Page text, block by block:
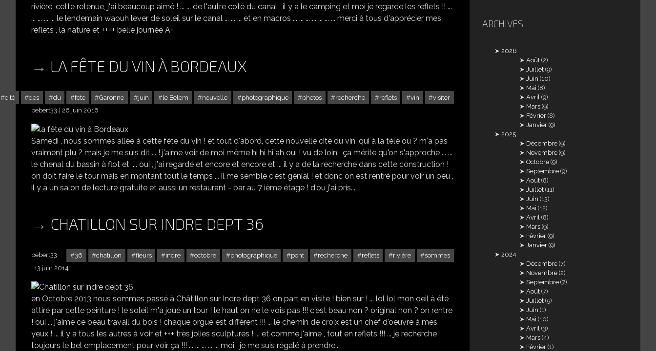
rivière, cette retenue, j'ai beaucoup aimé ! ... ... de l'autre coté du canal , il y a le camping et moi je regarde les reflets !! ...
... ... ... ... le lendemain waouh lever de soleil sur le canal ... ... ... et en macros ... ... ... ... ... ... ... merci à tous d'apprécier mes
reflets , la nature et ++++ belle journée A+
LA FÊTE DU VIN À BORDEAUX
cité des du fete Garonne juin le Belem nouvelle photographique photos recherche reflets vin
visiter
bebert33
26 juin 2016
Samedi , nous sommes allée à cette fête du vin ! et tout d'abord, cette nouvelle cité du vin, qui à la télé ou ? m'a pas
vraiment plu ? mais je me suis dit ... ! j'aime voir de moi même hi hi hi ah oui ! vu de loin , ça mérite qu'on s'approche ... ...
le chenal du bassin à flot et .... oui , j'ai regardé et encore et encore et ... il y a de la recherche dans cette construction !
on doit faire le tour mais en montant tout le temps ... il me semble c'est génial ! et donc on est rentré pour voir un peu ,
il y a un salon de lecture gratuite et aussi un restaurant - bar au 7 ième étage ! d'ou j'ai pris...
CHATILLON SUR INDRE DEPT 36
36 chatillon fleurs indre octobre photographique pont recherche reflets rivière sommes
bebert33
13 juin 2014
en Octobre 2013 nous sommes passé à Châtillon sur Indre dept 36 on part en visite ! bien sur ! ... lol lol mon oeil à été
attiré par cette peinture ! le soleil m'a joué un tour ! le haut on ne le vois pas !!! c'est beau non ? original non ? on rentre
! oui ... j'aime ce beau travail du bois ! chaque orgue est différent !!! ... le chemin de croix est un chef d'oeuvre à mes
yeux ! ... il y a tous les autres à voir et +++ très jolies sculptures ! ... et comme j'aime , tout en reflets !!! ... je recherche
toujours le bel emplacement pour voir ça !!! ... ... ... ... ... moi , je me suis régalé à prendre...
ARCHIVES
2026
Août (2)
Juillet (9)
Juin (10)
Mai (8)
Avril (9)
Mars (9)
Février (8)
Janvier (9)
2025
Décembre (9)
Novembre (9)
Octobre (9)
Septembre (9)
Août (8)
Juillet (11)
Juin (13)
Mai (12)
Avril (8)
Mars (9)
Février (9)
Janvier (9)
2024
Décembre (7)
Novembre (2)
Septembre (7)
Août (7)
Juillet (5)
Juin (1)
Mai (10)
Avril (3)
Mars (4)
Février (1)